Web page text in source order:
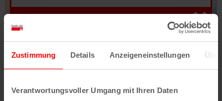
Zustimmung Details Anzeigeneinstellungen
Verantwortungsvoller Umgang mit Ihren Daten
Fehler/Problem melden
Darstellung des RVR-Kartenwerks
Stadtplanwerk